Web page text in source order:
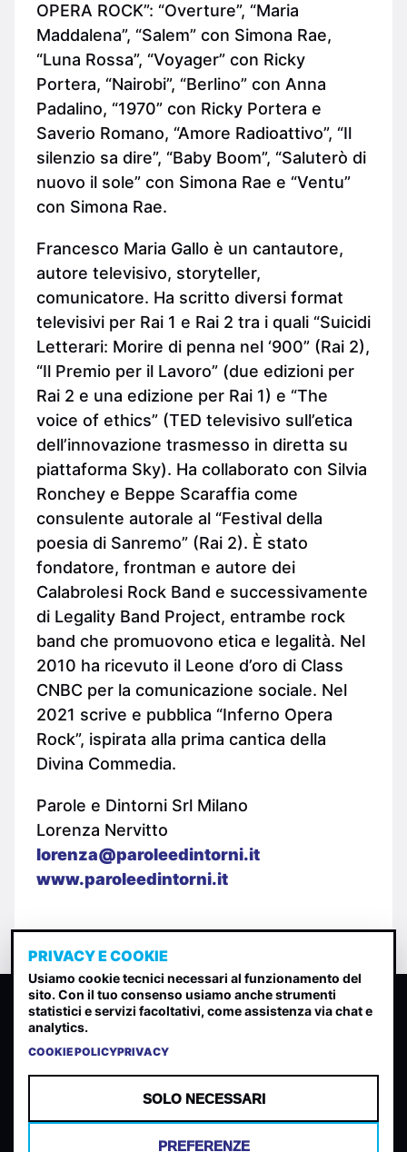
OPERA ROCK”: “Overture”, “Maria
Maddalena”, “Salem” con Simona Rae,
“Luna Rossa”, “Voyager” con Ricky
Portera, “Nairobi”, “Berlino” con Anna
Padalino, “1970” con Ricky Portera e
Saverio Romano, “Amore Radioattivo”, “Il
silenzio sa dire”, “Baby Boom”, “Saluterò di
nuovo il sole” con Simona Rae e “Ventu”
con Simona Rae.
Francesco Maria Gallo è un cantautore,
autore televisivo, storyteller,
comunicatore. Ha scritto diversi format
televisivi per Rai 1 e Rai 2 tra i quali “Suicidi
Letterari: Morire di penna nel ‘900” (Rai 2),
“Il Premio per il Lavoro” (due edizioni per
Rai 2 e una edizione per Rai 1) e “The
voice of ethics” (TED televisivo sull’etica
dell’innovazione trasmesso in diretta su
piattaforma Sky). Ha collaborato con Silvia
Ronchey e Beppe Scaraffia come
consulente autorale al “Festival della
poesia di Sanremo” (Rai 2). È stato
fondatore, frontman e autore dei
Calabrolesi Rock Band e successivamente
di Legality Band Project, entrambe rock
band che promuovono etica e legalità. Nel
2010 ha ricevuto il Leone d’oro di Class
CNBC per la comunicazione sociale. Nel
2021 scrive e pubblica “Inferno Opera
Rock”, ispirata alla prima cantica della
Divina Commedia.
Parole e Dintorni Srl Milano
Lorenza Nervitto
lorenza@paroleedintorni.it
www.paroleedintorni.it
CLASSIFICA INDIE
Classifica per indice di gradimento generata dall analisi di
TERMINI E CONDIZIONI PRIVACY POLICY
PRIVACY E COOKIE
Usiamo cookie tecnici necessari al funzionamento del
sito. Con il tuo consenso usiamo anche strumenti
statistici e servizi facoltativi, come assistenza via chat e
analytics.
COOKIE POLICYPRIVACY
SOLO NECESSARI
PREFERENZE